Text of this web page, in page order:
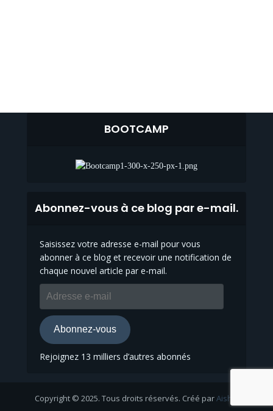
BOOTCAMP
Abonnez-vous à ce blog par e-mail.
Saisissez votre adresse e-mail pour vous
abonner à ce blog et recevoir une notification de
chaque nouvel article par e-mail.
e-
mail
Abonnez-vous
Rejoignez 13 milliers d’autres abonnés
Copyright © 2025. Tous droits réservés. Créé parAisha